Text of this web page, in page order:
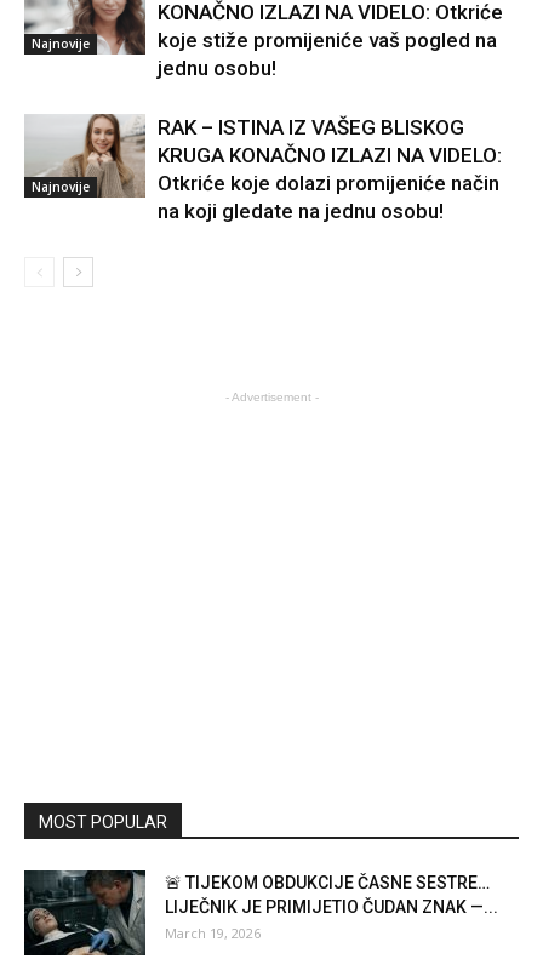
Najnovije
KONAČNO IZLAZI NA VIDELO: Otkriće
koje stiže promijeniće vaš pogled na
jednu osobu!
Najnovije
RAK – ISTINA IZ VAŠEG BLISKOG
KRUGA KONAČNO IZLAZI NA VIDELO:
Otkriće koje dolazi promijeniće način
na koji gledate na jednu osobu!
- Advertisement -
MOST POPULAR
🚨 TIJEKOM OBDUKCIJE ČASNE SESTRE…
LIJEČNIK JE PRIMIJETIO ČUDAN ZNAK —...
March 19, 2026